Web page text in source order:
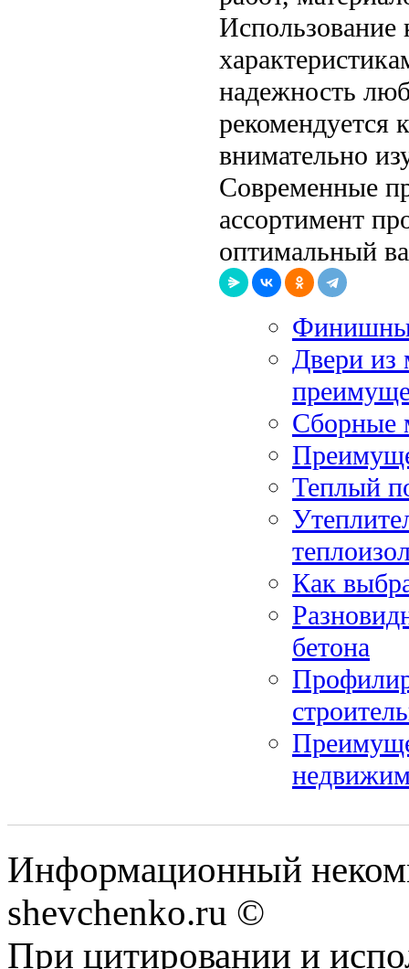
Использование
надежность
рекомендуется
внимательно
Современные
ассортимент
оптимальный
Двери из
Сборные
Теплый
Как
бетона
Информационный
shevchenko.ru ©
При цитировании и